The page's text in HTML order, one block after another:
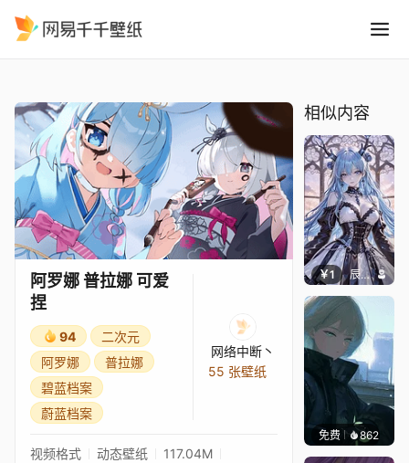
阿罗娜 普拉娜 可爱
捏
94
二次元
阿罗娜
普拉娜
碧蓝档案
蔚蓝档案
网络中断丶
55 张壁纸
视频格式 动态壁纸
117.04M
相似内容
￥1 辰东壁纸
免费 862辰东